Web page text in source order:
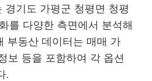
경기도 가평군 청평면 청평
를 다양한 측면에서 분석해
부동산 데이터는 매매 가
보 등을 포함하여 각 옵션
.